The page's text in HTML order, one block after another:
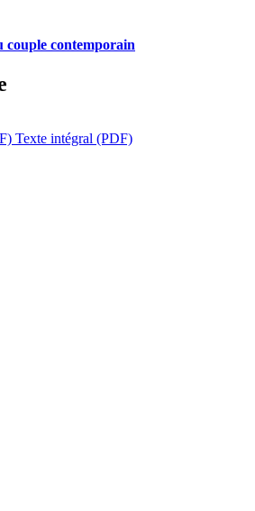
couple contemporain
Texte intégral (PDF)